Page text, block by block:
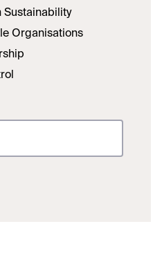
Sustainability
Organisations